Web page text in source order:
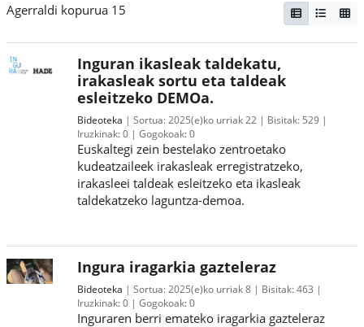
Agerraldi kopurua 15
Inguran ikasleak taldekatu,
irakasleak sortu eta taldeak
esleitzeko DEMOa.
Bideoteka Sortua: 2025(e)ko urriak 22 Bisitak: 529
Iruzkinak:0 Gogokoak:0
Euskaltegi zein bestelako zentroetako
kudeatzaileek irakasleak erregistratzeko,
irakasleei taldeak esleitzeko eta ikasleak
taldekatzeko laguntza-demoa.
Ingura iragarkia gazteleraz
Bideoteka Sortua: 2025(e)ko urriak 8 Bisitak:463
Iruzkinak:0 Gogokoak:0
Inguraren berri emateko iragarkia gazteleraz